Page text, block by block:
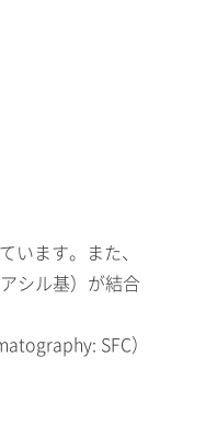
います。また、
シル基）が結合
SFC）